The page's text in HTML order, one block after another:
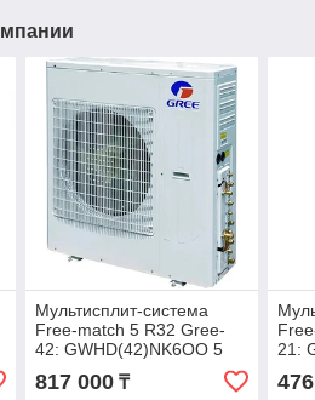
Мультисплит-система
Free-match 5 R32 Gree-
42: GWHD(42)NK6OO 5
выходов (Наружный блок)
817 000₸
21: